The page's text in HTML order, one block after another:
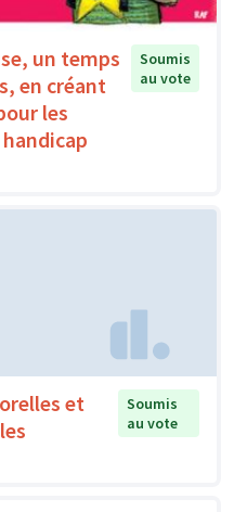
un temps
en créant
les
Soumis
au vote
et
Soumis
au vote